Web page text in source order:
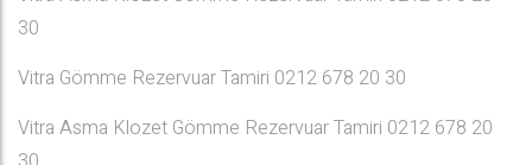
30
Vitra Gömme Rezervuar Tamiri 0212 678 20 30
Vitra Asma Klozet Gömme Rezervuar Tamiri 0212 678 20